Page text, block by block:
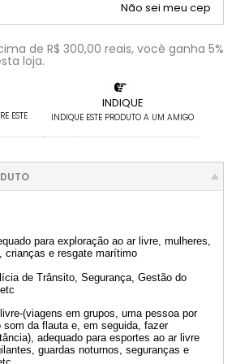
ESTE
INDIQUE
INDIQUE ESTE PRODUTO A UM AMIGO
de R$ 300,00 reais, você ganha 5%
loja.
Não sei meu cep
para exploração ao ar livre, mulheres,
crianças e resgate marítimo
de Trânsito, Segurança, Gestão do
(viagens em grupos, uma pessoa por
som da flauta e, em seguida, fazer
adequado para esportes ao ar livre
guardas noturnos, seguranças e